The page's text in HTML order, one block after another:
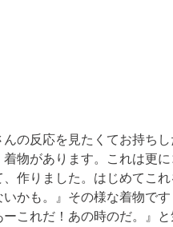
の反応を見たくてお持ち
物があります。これは更
、作りました。はじめてこ
いかも。』その様な着物で
これだ！あの時のだ。』